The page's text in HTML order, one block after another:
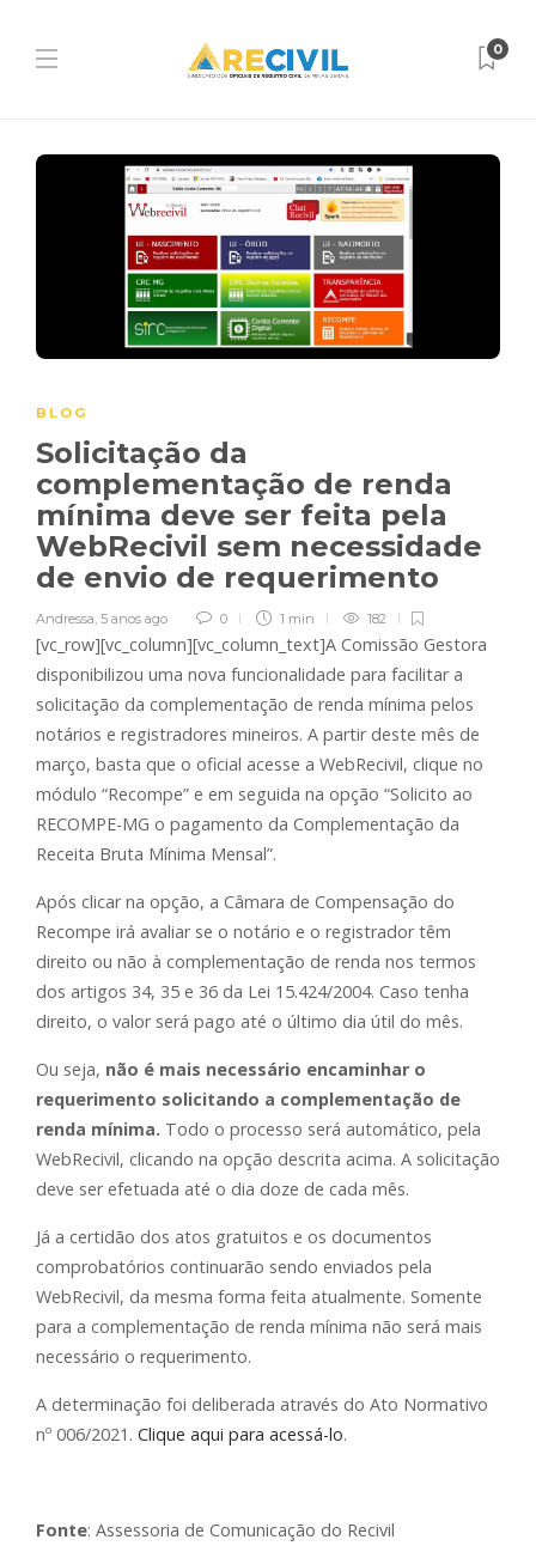
0
BLOG
Solicitação da
complementação de renda
mínima deve ser feita pela
WebRecivil sem necessidade
de envio de requerimento
Andressa, 5 anos ago 0 1 min 182
[vc_row][vc_column][vc_column_text]A Comissão Gestora
disponibilizou uma nova funcionalidade para facilitar a
solicitação da complementação de renda mínima pelos
notários e registradores mineiros. A partir deste mês de
março, basta que o oficial acesse a WebRecivil, clique no
módulo “Recompe” e em seguida na opção “Solicito ao
RECOMPE-MG o pagamento da Complementação da
Receita Bruta Mínima Mensal”.
Após clicar na opção, a Câmara de Compensação do
Recompe irá avaliar se o notário e o registrador têm
direito ou não à complementação de renda nos termos
dos artigos 34, 35 e 36 da Lei 15.424/2004. Caso tenha
direito, o valor será pago até o último dia útil do mês.
Ou seja, não é mais necessário encaminhar o
requerimento solicitando a complementação de
renda mínima. Todo o processo será automático, pela
WebRecivil, clicando na opção descrita acima. A solicitação
deve ser efetuada até o dia doze de cada mês.
Já a certidão dos atos gratuitos e os documentos
comprobatórios continuarão sendo enviados pela
WebRecivil, da mesma forma feita atualmente. Somente
para a complementação de renda mínima não será mais
necessário o requerimento.
A determinação foi deliberada através do Ato Normativo
nº 006/2021. Clique aqui para acessá-lo.
Fonte: Assessoria de Comunicação do Recivil